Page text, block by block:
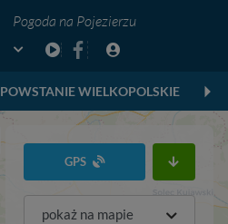
Pogoda na Pojezierzu
Pogoda: Gniezno
POWSTANIE WIELKOPOLSKIE
GPS
pokaż na mapie